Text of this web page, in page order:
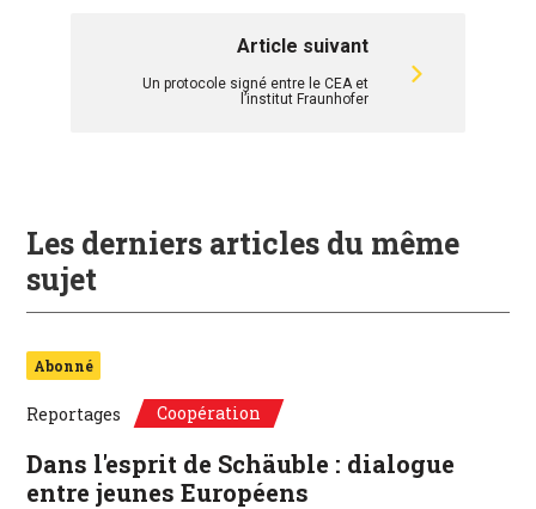
Article suivant
Un protocole signé entre le CEA et
l’institut Fraunhofer
Les derniers articles du même
sujet
Abonné
Reportages Coopération
Dans l'esprit de Schäuble : dialogue
entre jeunes Européens